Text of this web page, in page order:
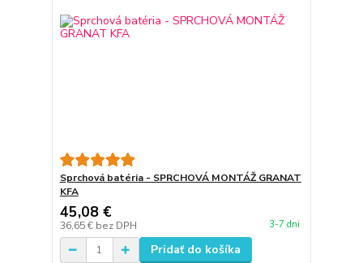
Sprchová batéria - SPRCHOVÁ MONTÁŽ GRANAT
KFA
45,08 €
36,65 € bez DPH 3-7 dni
Pridať do košíka